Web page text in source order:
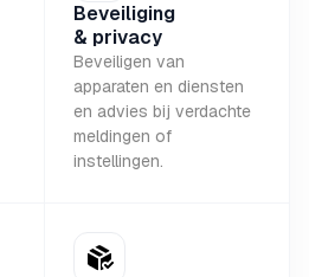
Beveiliging
& privacy
Beveiligen van
apparaten en diensten
en advies bij verdachte
meldingen of
instellingen.